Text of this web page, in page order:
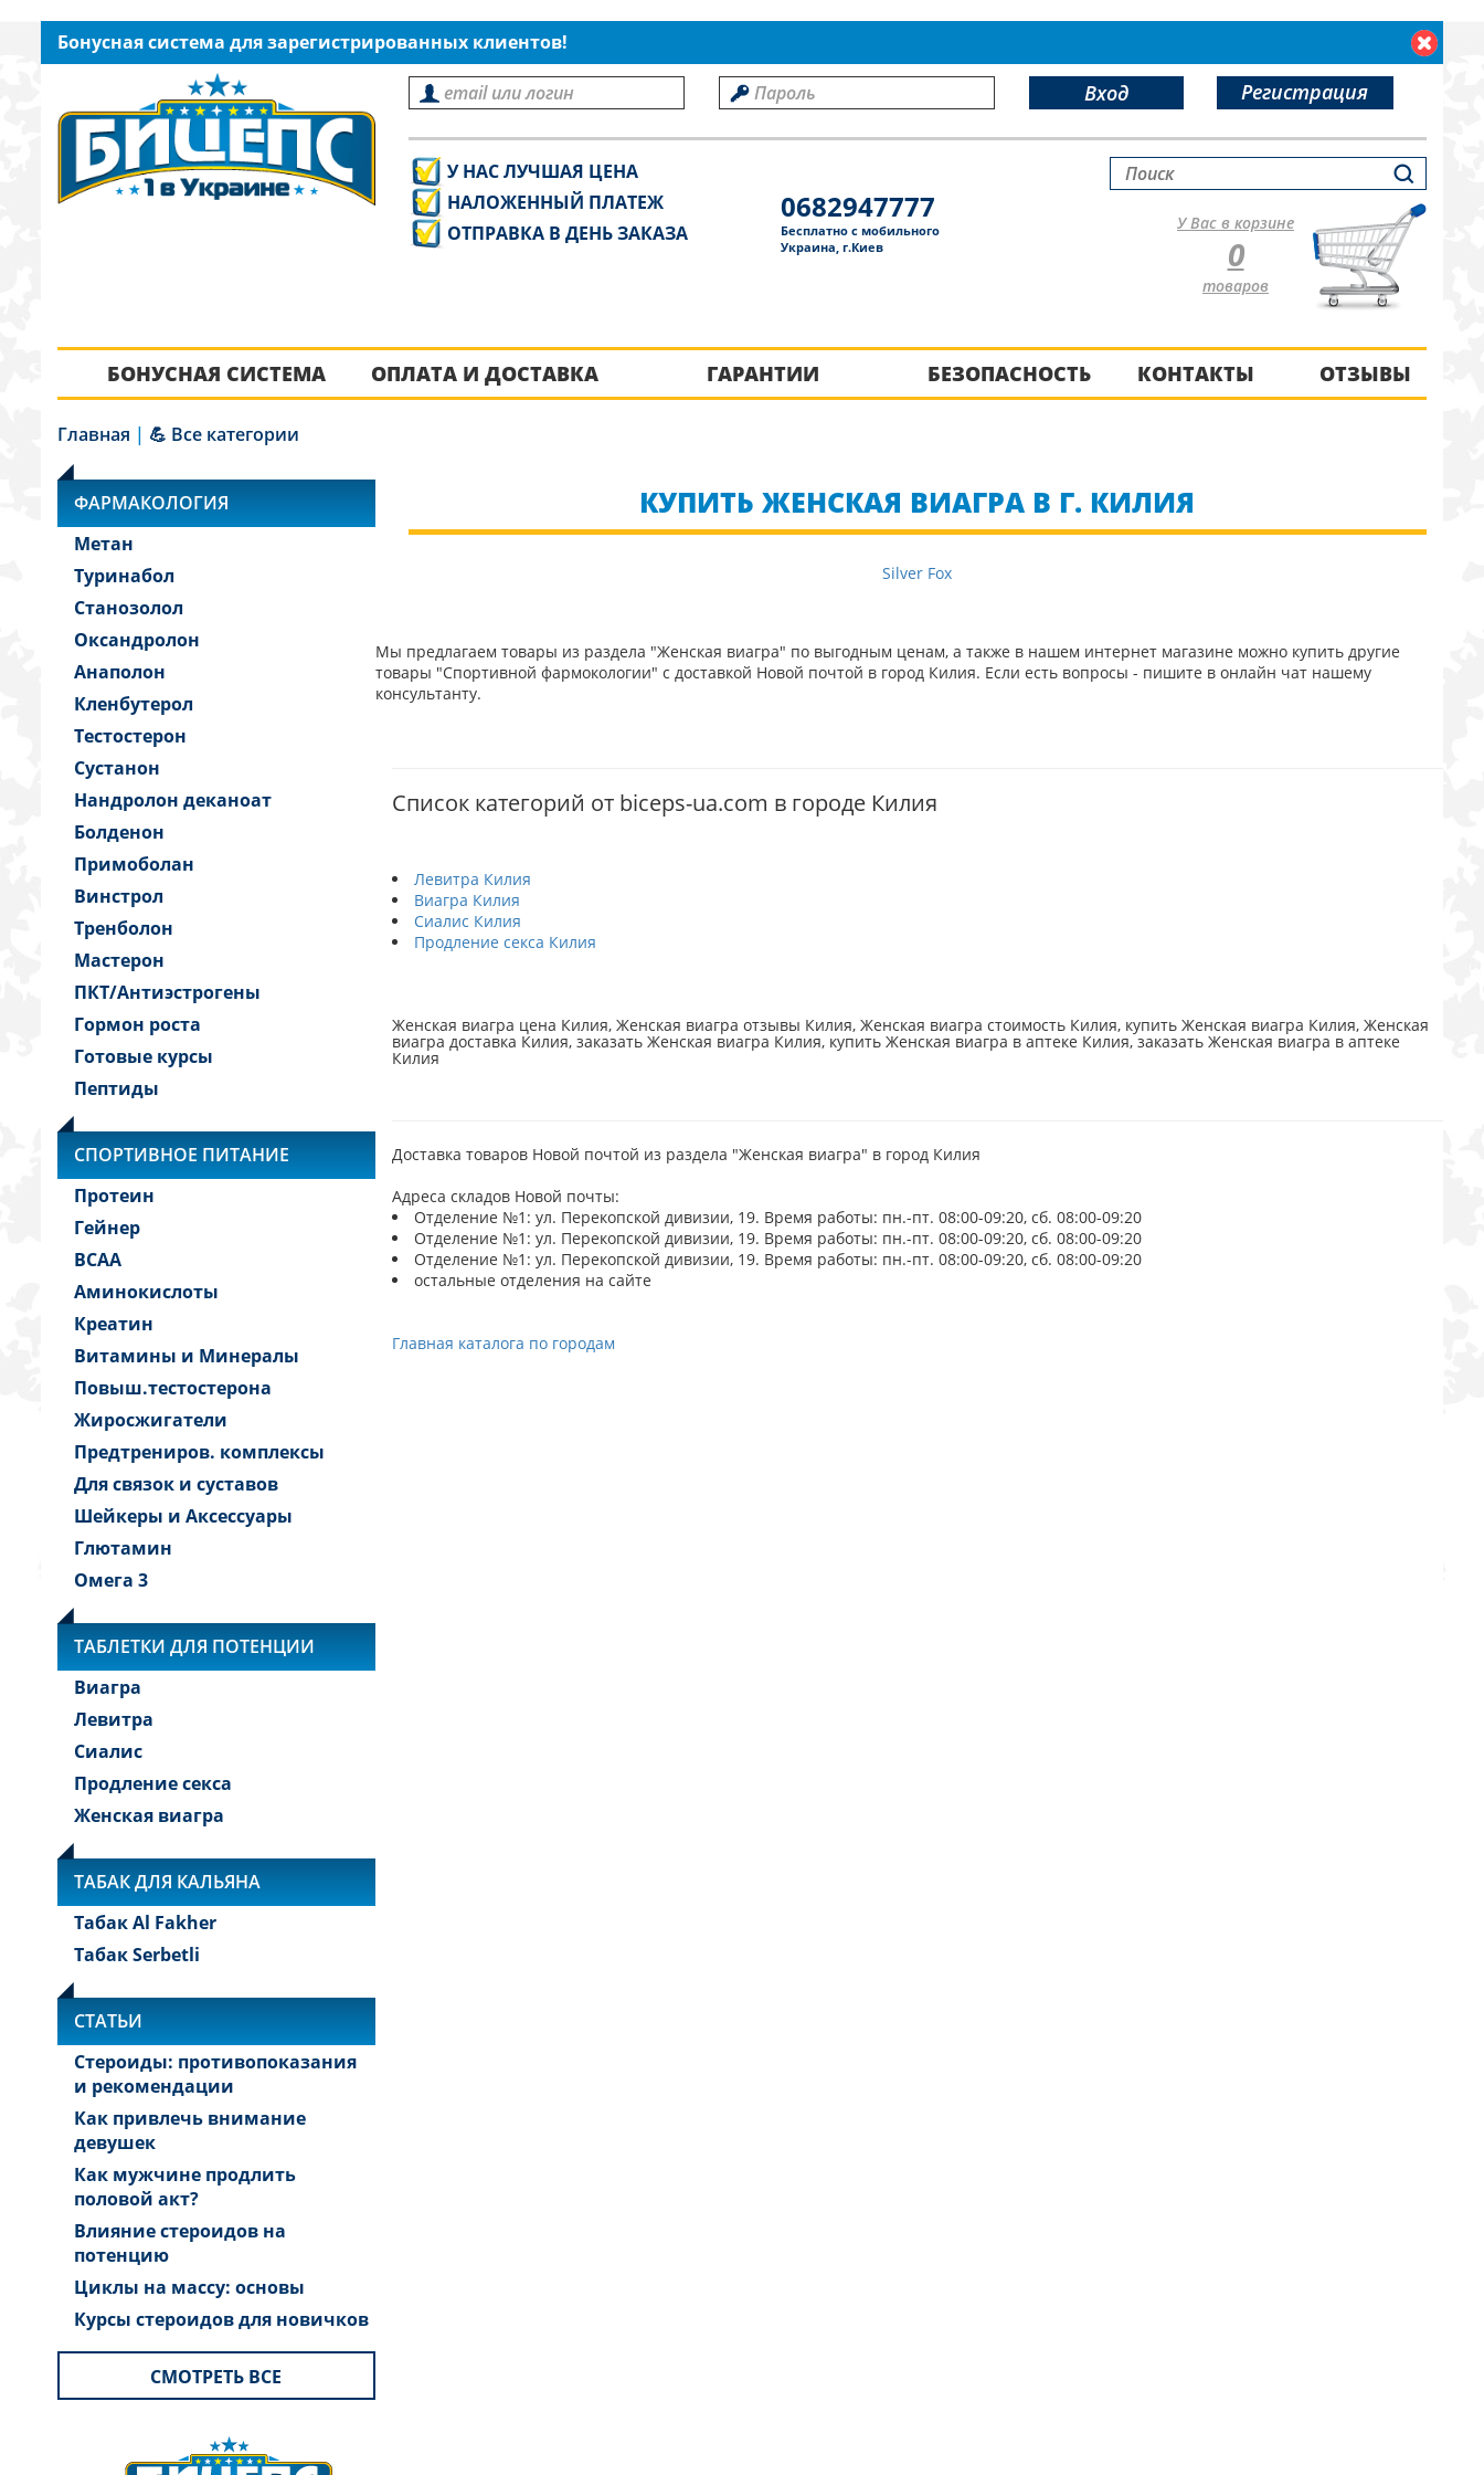
Бонусная система для зарегистрированных клиентов!
Вход Регистрация
У НАС ЛУЧШАЯ ЦЕНА
НАЛОЖЕННЫЙ ПЛАТЕЖ
ОТПРАВКА В ДЕНЬ ЗАКАЗА
0682947777
Бесплатно с мобильного
Украина, г.Киев
У Вас в корзине
0
товаров
БОНУСНАЯ СИСТЕМА ОПЛАТА И ДОСТАВКА ГАРАНТИИ БЕЗОПАСНОСТЬ КОНТАКТЫ ОТЗЫВЫ
Главная | 💪 Все категории
ФАРМАКОЛОГИЯ
Метан
Туринабол
Станозолол
Оксандролон
Анаполон
Кленбутерол
Тестостерон
Сустанон
Нандролон деканоат
Болденон
Примоболан
Винстрол
Тренболон
Мастерон
ПКТ/Антиэстрогены
Гормон роста
Готовые курсы
Пептиды
СПОРТИВНОЕ ПИТАНИЕ
Протеин
Гейнер
BCAA
Аминокислоты
Креатин
Витамины и Минералы
Повыш.тестостерона
Жиросжигатели
Предтрениров. комплексы
Для связок и суставов
Шейкеры и Аксессуары
Глютамин
Омега 3
ТАБЛЕТКИ ДЛЯ ПОТЕНЦИИ
Виагра
Левитра
Сиалис
Продление секса
Женская виагра
ТАБАК ДЛЯ КАЛЬЯНА
Табак Al Fakher
Табак Serbetli
СТАТЬИ
Стероиды: противопоказания
и рекомендации
Как привлечь внимание
девушек
Как мужчине продлить
половой акт?
Влияние стероидов на
потенцию
Циклы на массу: основы
Курсы стероидов для новичков
СМОТРЕТЬ ВСЕ
КУПИТЬ ЖЕНСКАЯ ВИАГРА В Г. КИЛИЯ
Silver Fox
Мы предлагаем товары из раздела "Женская виагра" по выгодным ценам, а также в нашем интернет магазине можно купить другие
товары "Спортивной фармокологии" с доставкой Новой почтой в город Килия. Если есть вопросы - пишите в онлайн чат нашему
консультанту.
Список категорий от biceps-ua.com в городе Килия
Левитра Килия
Виагра Килия
Сиалис Килия
Продление секса Килия
Женская виагра цена Килия, Женская виагра отзывы Килия, Женская виагра стоимость Килия, купить Женская виагра Килия, Женская
виагра доставка Килия, заказать Женская виагра Килия, купить Женская виагра в аптеке Килия, заказать Женская виагра в аптеке
Килия
Доставка товаров Новой почтой из раздела "Женская виагра" в город Килия
Адреса складов Новой почты:
Отделение №1: ул. Перекопской дивизии, 19. Время работы: пн.-пт. 08:00-09:20, сб. 08:00-09:20
Отделение №1: ул. Перекопской дивизии, 19. Время работы: пн.-пт. 08:00-09:20, сб. 08:00-09:20
Отделение №1: ул. Перекопской дивизии, 19. Время работы: пн.-пт. 08:00-09:20, сб. 08:00-09:20
остальные отделения на сайте
Главная каталога по городам